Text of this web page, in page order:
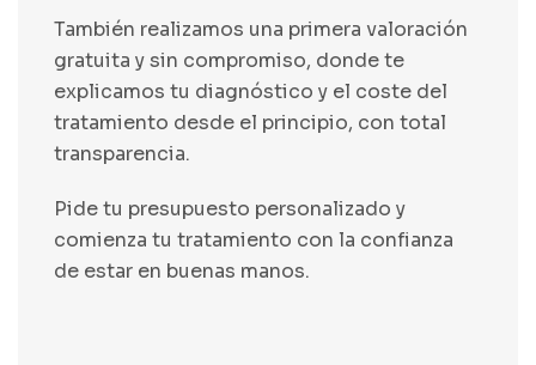
También realizamos una primera valoración
gratuita y sin compromiso, donde te
explicamos tu diagnóstico y el coste del
tratamiento desde el principio, con total
transparencia.
Pide tu presupuesto personalizado y
comienza tu tratamiento con la confianza
de estar en buenas manos.